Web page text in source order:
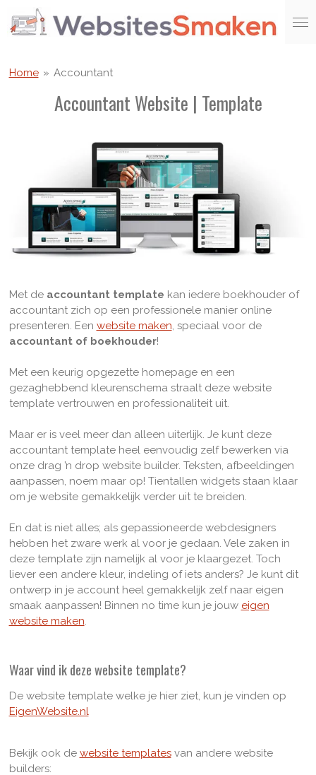
Ga
direct
hoofdinhoud
Home » Accountant
Accountant Website | Template
Met de accountant template kan iedere boekhouder of
accountant zich op een professionele manier online
presenteren. Een website maken, speciaal voor de
accountant of boekhouder!
Met een keurig opgezette homepage en een
gezaghebbend kleurenschema straalt deze website
template vertrouwen en professionaliteit uit.
Maar er is veel meer dan alleen uiterlijk. Je kunt deze
accountant template heel eenvoudig zelf bewerken via
onze drag ’n drop website builder. Teksten, afbeeldingen
aanpassen, noem maar op! Tientallen widgets staan klaar
om je website gemakkelijk verder uit te breiden.
En dat is niet alles; als gepassioneerde webdesigners
hebben het zware werk al voor je gedaan. Vele zaken in
deze template zijn namelijk al voor je klaargezet. Toch
liever een andere kleur, indeling of iets anders? Je kunt dit
ontwerp in je account heel gemakkelijk zelf naar eigen
smaak aanpassen! Binnen no time kun je jouw eigen
website maken.
Waar vind ik deze website template?
De website template welke je hier ziet, kun je vinden op
EigenWebsite.nl
Bekijk ook de website templatesvan andere website
builders: